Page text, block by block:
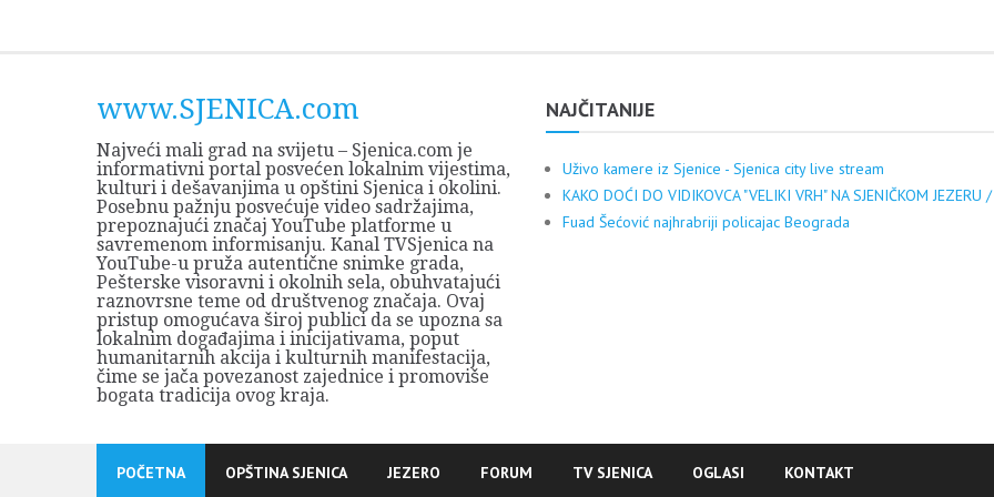
www.SJENICA.com
Najveći mali grad na svijetu – Sjenica.com je
informativni portal posvećen lokalnim vijestima,
kulturi i dešavanjima u opštini Sjenica i okolini.
Posebnu pažnju posvećuje video sadržajima,
prepoznajući značaj YouTube platforme u
savremenom informisanju. Kanal TVSjenica na
YouTube-u pruža autentične snimke grada,
Pešterske visoravni i okolnih sela, obuhvatajući
raznovrsne teme od društvenog značaja. Ovaj
pristup omogućava široj publici da se upozna sa
lokalnim događajima i inicijativama, poput
humanitarnih akcija i kulturnih manifestacija,
čime se jača povezanost zajednice i promoviše
bogata tradicija ovog kraja.
NAJČITANIJE
Uživo kamere iz Sjenice - Sjenica city live stream
KAKO DOĆI DO VIDIKOVCA "VELIKI VRH" NA SJENIČKOM
Fuad Šećović najhrabriji policajac Beograda
POČETNA OPŠTINA SJENICA JEZERO FORUM TV SJENICA OGLASI KONTAKT